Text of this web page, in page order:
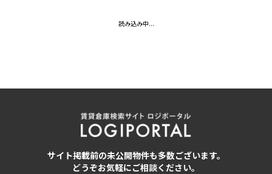
読み込み中...
サイト掲載前の未公開物件も多数ございます。
どうぞお気軽にご相談ください。